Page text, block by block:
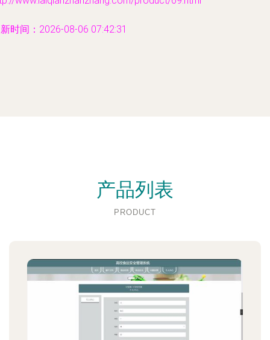
时间：2026-08-06 07:42:31
产品列表
PRODUCT